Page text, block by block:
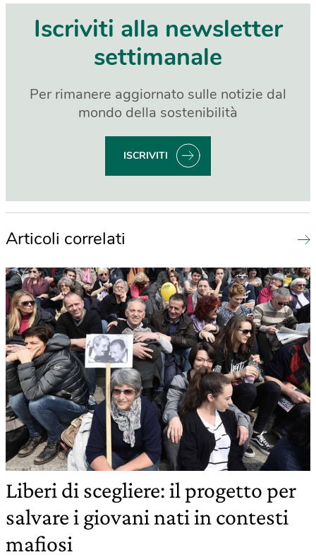
Iscriviti alla newsletter
settimanale
Per rimanere aggiornato sulle notizie dal
mondo della sostenibilità
ISCRIVITI
Articoli correlati
Liberi di scegliere: il progetto per
salvare i giovani nati in contesti
mafiosi